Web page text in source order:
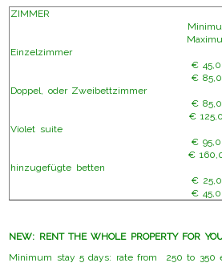
ZIMMER
Einzelzimmer
€
€
Doppel, oder Zweibettzimmer
€
€
Violet suite
€
€
hinzugefügte betten
€
€
NEW: RENT THE WHOLE PROPERTY FOR
Minimum stay 5 days: rate from 250 to 350